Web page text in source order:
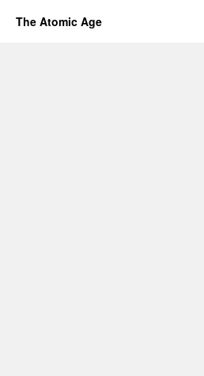
The Atomic Age